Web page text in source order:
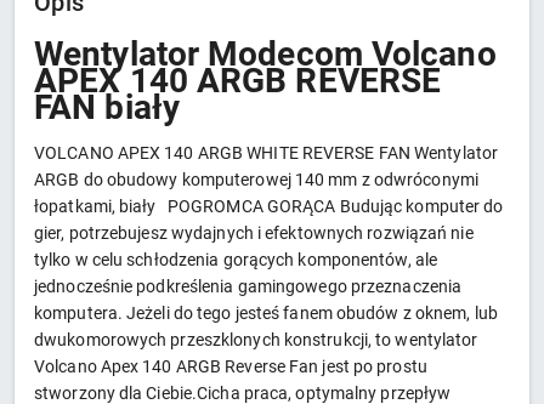
Wentylator Modecom Volcano
APEX 140 ARGB REVERSE
FAN biały
VOLCANO APEX 140 ARGB WHITE REVERSE FAN Wentylator
ARGB do obudowy komputerowej 140 mm z odwróconymi
łopatkami, biały POGROMCA GORĄCA Budując komputer do
gier, potrzebujesz wydajnych i efektownych rozwiązań nie
tylko w celu schłodzenia gorących komponentów, ale
jednocześnie podkreślenia gamingowego przeznaczenia
komputera. Jeżeli do tego jesteś fanem obudów z oknem, lub
dwukomorowych przeszklonych konstrukcji, to wentylator
Volcano Apex 140 ARGB Reverse Fan jest po prostu
stworzony dla Ciebie.Cicha praca, optymalny przepływ